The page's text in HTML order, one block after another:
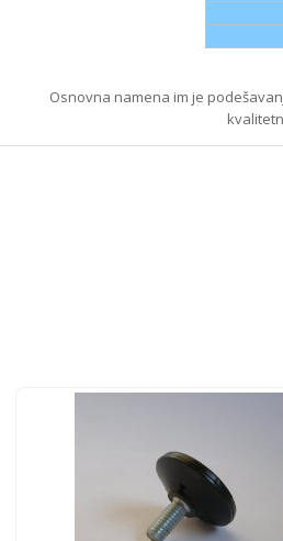
Osnovna namena im je